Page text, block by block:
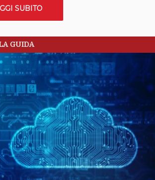
SUBITO
GUIDA